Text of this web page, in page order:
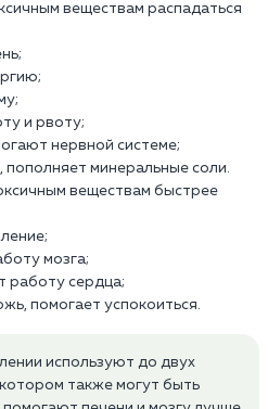
веществам распадаться
и рвоту;
нервной системе;
пополняет минеральные соли.
веществам быстрее
мозга;
работу сердца;
помогает успокоиться.
используют до двух
также могут быть